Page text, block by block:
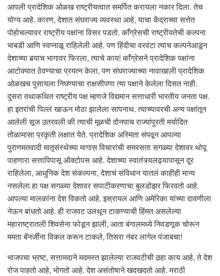
आपली प्रादेशिक ओळख राष्ट्रीयत्वात समर्पित करायला नकार दिला. तेच
योग्य आहे. कारण, देशात संघराज्य व्यवस्था आहे, याचा केंद्राच्या सत्तेत
पोहोचल्यावर राष्ट्रीय पक्षांना विसर पडतो. काँग्रेसची राष्ट्रीयतेची कल्पना
भाबडी आणि स्वप्नाळू राहिलेली आहे. पण हिंदीचा वरवंटा त्याच कल्पनेआडून
देशाच्या बर्‍याच भागावर फिरला, त्याचे काय! काँग्रेसने प्रादेशिक पक्षांना
आटोक्यात ठेवण्याचा प्रयत्न केला, पण संघराज्याच्या नावाखाली प्रादेशिक
ओळखच पुसायला निघण्याचा राक्षसीपणा त्या पक्षाने केलेला दिसत नाही.
दुसरा तथाकथित राष्ट्रीय पक्ष म्हणजे विद्यमान सत्ताधारी भारतीय जनता पक्ष.
हा इतरांची पिल्लं खाऊन मोठा झालेला सापनाथ. त्याच्यावरची अन्य पक्षांतून
आलेली सूज उतरवली की त्याची मूळची दोनपाच राज्यांपुरती मर्यादित
तोळामासा प्रकृती लक्षात येते. प्रादेशिक अस्मिता संपवून आपल्या
पुराणमतवादी मातृसंस्थेच्या मागास विचारांची समरसता सगळ्या देशावर थोपू
पाहणारा सत्तापिपासू ऑक्टोपस आहे. देशाच्या स्वातंत्र्यलढ्यापासून दूर
राहिलेला, आधुनिक देश संकल्पना, देशाचं संविधान यातलं काहीही मान्य
नसलेला हा पक्ष सगळ्या देशावर सपाटीकरणाचा बुलडोझर फिरवतो आहे.
आपल्या मालकांना देश विकतो आहे. इस्रायल आणि अमेरिका यांच्या दावणीला
नेऊन बांधतो आहे. ही राजवट उलथून टाकण्याची हिंमत असलेल्या
महाराष्ट्रातली शिवसेना फोडून झाली, आता बंगालमध्ये निवडणूक चोरून
ममता बॅनर्जींना विकल करून टाकले, तिसरा नंबर लागेल पंजाबचा!
भाजपचा भ्रष्ट, सत्तामदाने मदमस्त झालेल्या राजवटीची तर्‍हा काय आहे, ते देश
रोज पाहतो आहे, भोगतो आहे. देश असंतोषाने खदखदतो आहे. मराठी